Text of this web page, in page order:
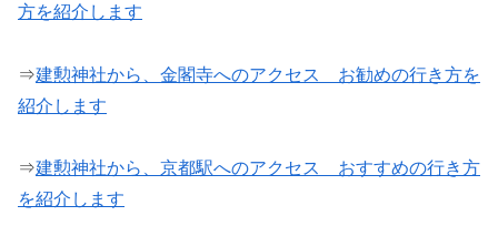
方を紹介します
⇒建勲神社から、金閣寺へのアクセス お勧めの行き方を
紹介します
⇒建勲神社から、京都駅へのアクセス おすすめの行き方
を紹介します